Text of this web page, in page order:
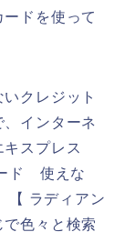
ドを使って
クレジット
インターネ
キスプレス
ド 使えな
ラディアン
色々と検索